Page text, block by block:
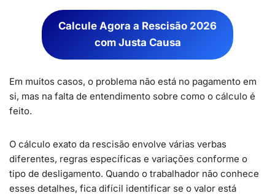
Calcule Agora a Rescisão 2026
com Justa Causa
Em muitos casos, o problema não está no pagamento em
si, mas na falta de entendimento sobre como o cálculo é
feito.
O cálculo exato da rescisão envolve várias verbas
diferentes, regras específicas e variações conforme o
tipo de desligamento. Quando o trabalhador não conhece
esses detalhes, fica difícil identificar se o valor está